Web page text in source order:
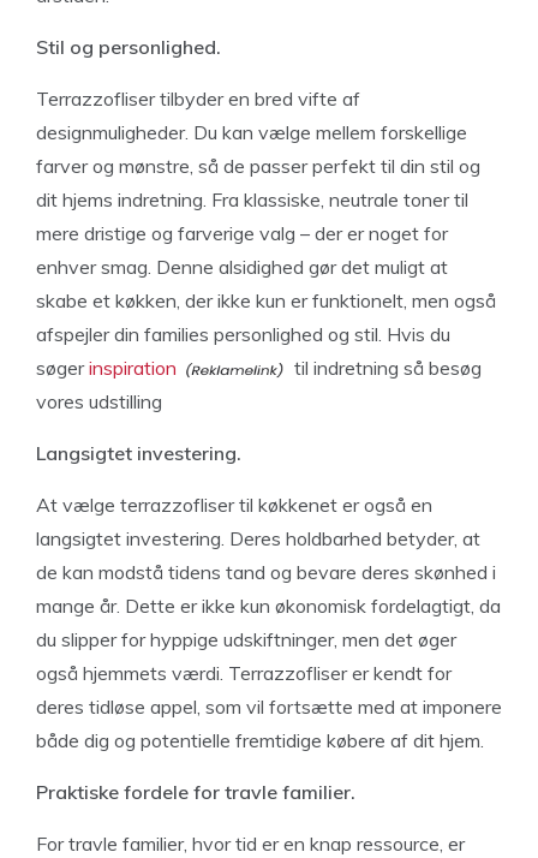
Stil og personlighed.
Terrazzofliser tilbyder en bred vifte af
designmuligheder. Du kan vælge mellem forskellige
farver og mønstre, så de passer perfekt til din stil og
dit hjems indretning. Fra klassiske, neutrale toner til
mere dristige og farverige valg – der er noget for
enhver smag. Denne alsidighed gør det muligt at
skabe et køkken, der ikke kun er funktionelt, men også
afspejler din families personlighed og stil. Hvis du
søgerinspiration
til indretning så besøg
vores udstilling
Langsigtet investering.
At vælge terrazzofliser til køkkenet er også en
langsigtet investering. Deres holdbarhed betyder, at
de kan modstå tidens tand og bevare deres skønhed i
mange år. Dette er ikke kun økonomisk fordelagtigt, da
du slipper for hyppige udskiftninger, men det øger
også hjemmets værdi. Terrazzofliser er kendt for
deres tidløse appel, som vil fortsætte med at imponere
både dig og potentielle fremtidige købere af dit hjem.
Praktiske fordele for travle familier.
For travle familier, hvor tid er en knap ressource, er